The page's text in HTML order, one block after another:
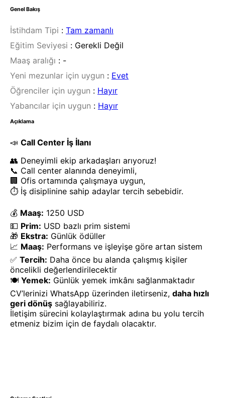
Genel Bakış
İstihdam Tipi : Tam zamanlı
Eğitim Seviyesi : Gerekli Değil
Maaş aralığı : -
Yeni mezunlar için uygun : Evet
Öğrenciler için uygun : Hayır
Yabancılar için uygun : Hayır
Açıklama
📣 Call Center İş İlanı
👥 Deneyimli ekip arkadaşları arıyoruz!
📞 Call center alanında deneyimli,
🏢 Ofis ortamında çalışmaya uygun,
⏱ İş disiplinine sahip adaylar tercih sebebidir.
💰 Maaş: 1250 USD
💵 Prim: USD bazlı prim sistemi
🎁 Ekstra: Günlük ödüller
📈 Maaş: Performans ve işleyişe göre artan sistem
✅ Tercih: Daha önce bu alanda çalışmış kişiler
öncelikli değerlendirilecektir
🍽️ Yemek: Günlük yemek imkânı sağlanmaktadır
CV’lerinizi WhatsApp üzerinden iletirseniz, daha hızlı
geri dönüş sağlayabiliriz.
İletişim sürecini kolaylaştırmak adına bu yolu tercih
etmeniz bizim için de faydalı olacaktır.